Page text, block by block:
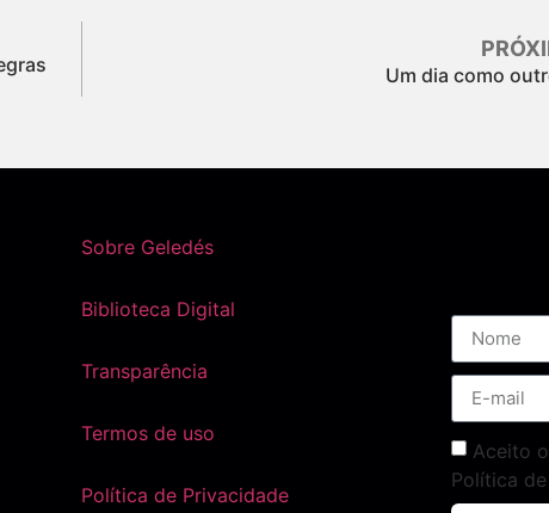
Um dia como
Sobre Geledés
Biblioteca Digital
Transparência
Termos de uso
Política de Privacidade
Aceito
Política